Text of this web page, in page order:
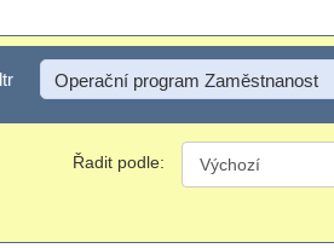
Operační program Zaměstnanost
Řadit podle: